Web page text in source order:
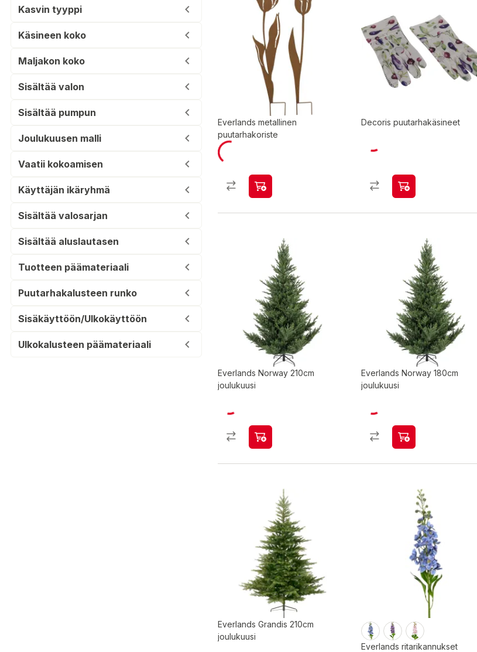
Kasvin tyyppi
Käsineen koko
Maljakon koko
Sisältää valon
Sisältää pumpun
Joulukuusen malli
Vaatii kokoamisen
Käyttäjän ikäryhmä
Sisältää valosarjan
Sisältää aluslautasen
Tuotteen päämateriaali
Puutarhakalusteen runko
Sisäkäyttöön/Ulkokäyttöön
Ulkokalusteen päämateriaali
Everlands metallinen
puutarhakoriste
Decoris puutarhakäsineet
Everlands Norway 210cm
joulukuusi
Everlands Norway 180cm
joulukuusi
Everlands Grandis 210cm
joulukuusi
Everlands ritarikannukset